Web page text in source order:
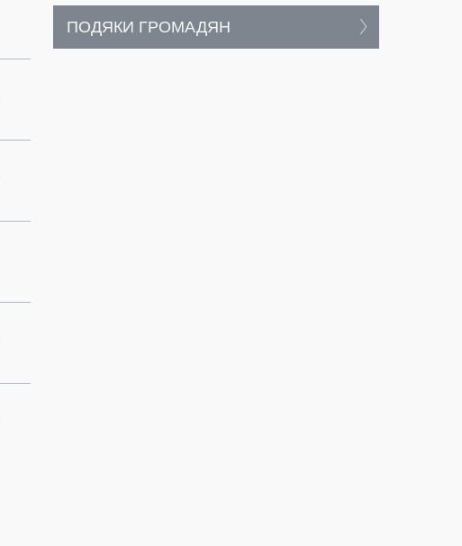
ПОДЯКИ ГРОМАДЯН